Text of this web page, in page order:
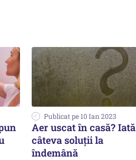
Publicat pe 10 Ian 2023
Aer uscat în casă? Iată
câteva soluţii la
îndemână